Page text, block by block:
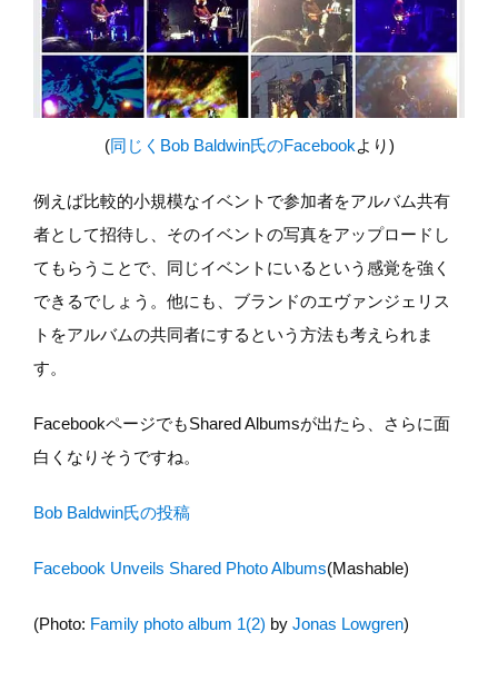
(同じくBob Baldwin氏のFacebookより)
例えば比較的小規模なイベントで参加者をアルバム共有
者として招待し、そのイベントの写真をアップロードし
てもらうことで、同じイベントにいるという感覚を強く
できるでしょう。他にも、ブランドのエヴァンジェリス
トをアルバムの共同者にするという方法も考えられま
す。
FacebookページでもShared Albumsが出たら、さらに面
白くなりそうですね。
Bob Baldwin氏の投稿
Facebook Unveils Shared Photo Albums(Mashable)
(Photo: Family photo album 1(2) by Jonas Lowgren)